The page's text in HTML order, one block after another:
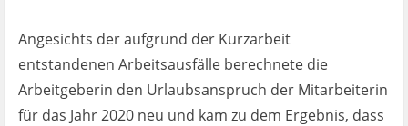
Angesichts der aufgrund der Kurzarbeit
entstandenen Arbeitsausfälle berechnete die
Arbeitgeberin den Urlaubsanspruch der Mitarbeiterin
für das Jahr 2020 neu und kam zu dem Ergebnis, dass